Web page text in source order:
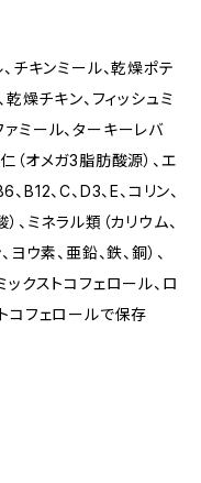
、チキンミール、乾燥ポテ
乾燥チキン、フィッシュミ
ミール、ターキーレバ
（オメガ3脂肪酸源）、エ
B12、C、D3、E、コリン、
、ミネラル類（カリウム、
ウ素、亜鉛、鉄、銅）、
ックストコフェロール、ロ
コフェロールで保存